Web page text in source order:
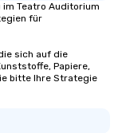
im Teatro Auditorium
für
sich auf die
Papiere,
bitte Ihre Strategie